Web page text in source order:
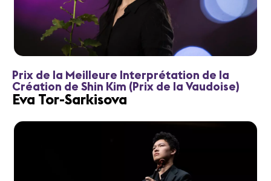
Prix de la Meilleure Interprétation de la
Création de Shin Kim (Prix de la Vaudoise)
Eva Tor-Sarkisova